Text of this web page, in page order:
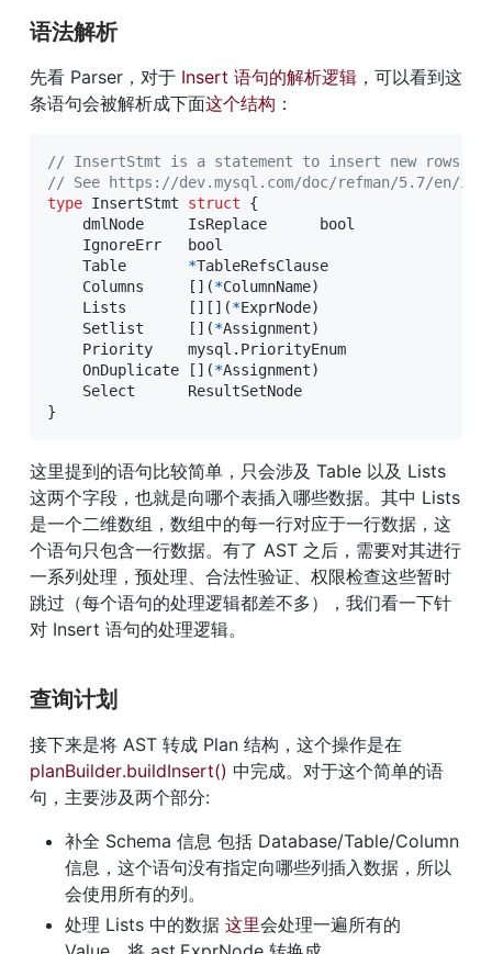
语法解析
先看 Parser，对于 Insert 语句的解析逻辑 ，可以看到这
条语句会被解析成下面这个结构 ：
// InsertStmt is a statement to insert new rows
// See https://dev.mysql.com/doc/refman/5.7/en/
type InsertStmt struct
{
    dmlNode     IsReplace
bool
    IgnoreErr
bool
    Table
*TableRefsClause
    Columns
[ ] (*ColumnName)
    Lists
[ ] [ ] (*ExprNode)
    Setlist
[ ] (*Assignment)
    Priority    mysql
. PriorityEnum
    OnDuplicate
[ ] (*Assignment)
}
这里提到的语句比较简单，只会涉及 Table 以及 Lists
这两个字段，也就是向哪个表插入哪些数据。其中 Lists
是一个二维数组，数组中的每一行对应于一行数据，这
个语句只包含一行数据。有了 AST 之后，需要对其进行
一系列处理，预处理、合法性验证、权限检查这些暂时
跳过（每个语句的处理逻辑都差不多），我们看一下针
对 Insert 语句的处理逻辑。
查询计划
接下来是将 AST 转成 Plan 结构，这个操作是在
planBuilder.buildInsert() 中完成。对于这个简单的语
句，主要涉及两个部分:
补全 Schema 信息 包括 Database/Table/Column
信息，这个语句没有指定向哪些列插入数据，所以
会使用所有的列。
处理 Lists 中的数据 这里会处理一遍所有的